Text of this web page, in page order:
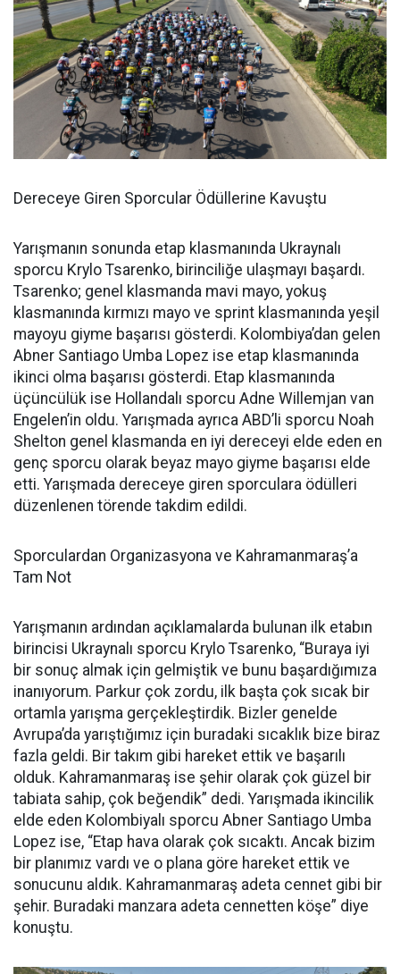
Dereceye Giren Sporcular Ödüllerine Kavuştu
Yarışmanın sonunda etap klasmanında Ukraynalı
sporcu Krylo Tsarenko, birinciliğe ulaşmayı başardı.
Tsarenko; genel klasmanda mavi mayo, yokuş
klasmanında kırmızı mayo ve sprint klasmanında yeşil
mayoyu giyme başarısı gösterdi. Kolombiya’dan gelen
Abner Santiago Umba Lopez ise etap klasmanında
ikinci olma başarısı gösterdi. Etap klasmanında
üçüncülük ise Hollandalı sporcu Adne Willemjan van
Engelen’in oldu. Yarışmada ayrıca ABD’li sporcu Noah
Shelton genel klasmanda en iyi dereceyi elde eden en
genç sporcu olarak beyaz mayo giyme başarısı elde
etti. Yarışmada dereceye giren sporculara ödülleri
düzenlenen törende takdim edildi.
Sporculardan Organizasyona ve Kahramanmaraş’a
Tam Not
Yarışmanın ardından açıklamalarda bulunan ilk etabın
birincisi Ukraynalı sporcu Krylo Tsarenko, “Buraya iyi
bir sonuç almak için gelmiştik ve bunu başardığımıza
inanıyorum. Parkur çok zordu, ilk başta çok sıcak bir
ortamla yarışma gerçekleştirdik. Bizler genelde
Avrupa’da yarıştığımız için buradaki sıcaklık bize biraz
fazla geldi. Bir takım gibi hareket ettik ve başarılı
olduk. Kahramanmaraş ise şehir olarak çok güzel bir
tabiata sahip, çok beğendik” dedi. Yarışmada ikincilik
elde eden Kolombiyalı sporcu Abner Santiago Umba
Lopez ise, “Etap hava olarak çok sıcaktı. Ancak bizim
bir planımız vardı ve o plana göre hareket ettik ve
sonucunu aldık. Kahramanmaraş adeta cennet gibi bir
şehir. Buradaki manzara adeta cennetten köşe” diye
konuştu.